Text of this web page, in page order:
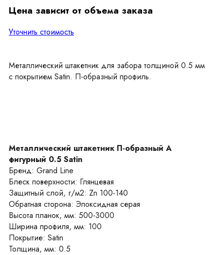
Цена зависит от объема заказа
Уточнить стоимость
Металлический штакетник для забора толщиной 0.5 мм
с покрытием Satin. П-образный профиль.
Металлический штакетник П-образный А
фигурный 0.5 Satin
Бренд: Grand Line
Блеск поверхности: Глянцевая
Защитный слой, г/м2: Zn 100-140
Обратная сторона: Эпоксидная серая
Высота планок, мм: 500-3000
Ширина профиля, мм: 100
Покрытие: Satin
Толщина, мм: 0.5